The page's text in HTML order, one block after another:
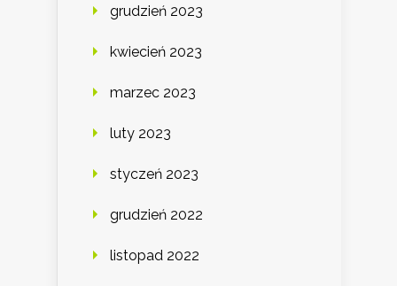
grudzień 2023
kwiecień 2023
marzec 2023
luty 2023
styczeń 2023
grudzień 2022
listopad 2022